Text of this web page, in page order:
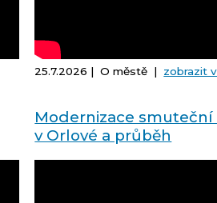
25.7.2026 | O městě | zobrazit
Modernizace smuteční
v Orlové a průběh